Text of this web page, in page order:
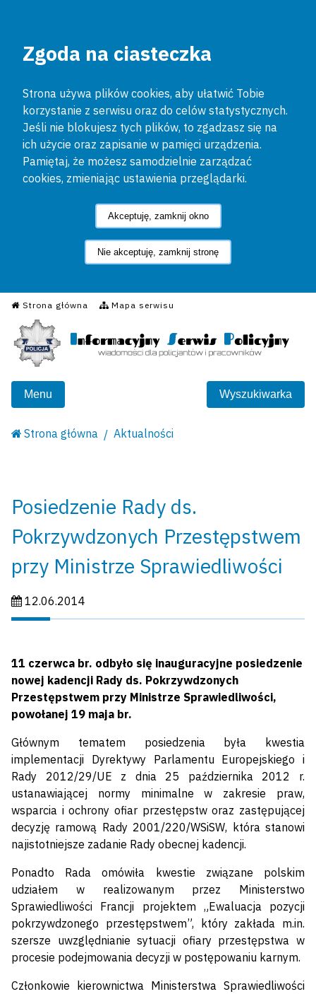
Zgoda na ciasteczka
Strona używa plików cookies, aby ułatwić Tobie
korzystanie z serwisu oraz do celów statystycznych.
Jeśli nie blokujesz tych plików, to zgadzasz się na
ich użycie oraz zapisanie w pamięci urządzenia.
Pamiętaj, że możesz samodzielnie zarządzać
cookies, zmieniając ustawienia przeglądarki.
Akceptuję, zamknij okno
Nie akceptuję, zamknij stronę
Strona główna Mapa serwisu
Informacyjny Serwis
Menu Wyszukiwarka
Strona główna Aktualności
Posiedzenie Rady ds.
Pokrzywdzonych Przestępstwem
przy Ministrze Sprawiedliwości
Data publikacji:
12.06.2014
11 czerwca br. odbyło się inauguracyjne posiedzenie
nowej kadencji Rady ds. Pokrzywdzonych
Przestępstwem przy Ministrze Sprawiedliwości,
powołanej 19 maja br.
Głównym tematem posiedzenia była kwestia
implementacji Dyrektywy Parlamentu Europejskiego i
Rady 2012/29/UE z dnia 25 października 2012 r.
ustanawiającej normy minimalne w zakresie praw,
wsparcia i ochrony ofiar przestępstw oraz zastępującej
decyzję ramową Rady 2001/220/WSiSW, która stanowi
najistotniejsze zadanie Rady obecnej kadencji.
Ponadto Rada omówiła kwestie związane polskim
udziałem w realizowanym przez Ministerstwo
Sprawiedliwości Francji projektem „Ewaluacja pozycji
pokrzywdzonego przestępstwem”, który zakłada m.in.
szersze uwzględnianie sytuacji ofiary przestępstwa w
procesie podejmowania decyzji w postępowaniu karnym.
Członkowie kierownictwa Ministerstwa Sprawiedliwości